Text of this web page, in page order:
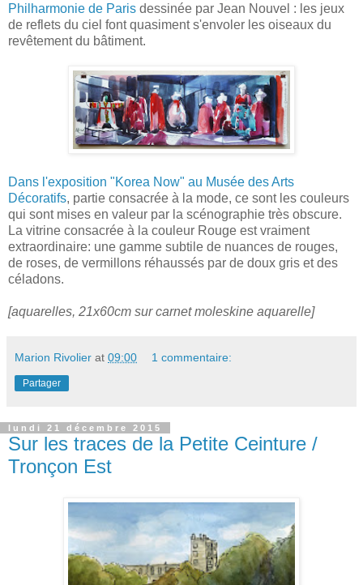
Philharmonie de Paris dessinée par Jean Nouvel : les jeux
de reflets du ciel font quasiment s'envoler les oiseaux du
revêtement du bâtiment.
Dans l'exposition "Korea Now" au Musée des Arts
Décoratifs, partie consacrée à la mode, ce sont les couleurs
qui sont mises en valeur par la scénographie très obscure.
La vitrine consacrée à la couleur Rouge est vraiment
extraordinaire: une gamme subtile de nuances de rouges,
de roses, de vermillons réhaussés par de doux gris et des
céladons.
[aquarelles, 21x60cm sur carnet moleskine aquarelle]
Marion Rivolier at 09:00 1 commentaire:
Partager
lundi 21 décembre 2015
Sur les traces de la Petite Ceinture /
Tronçon Est